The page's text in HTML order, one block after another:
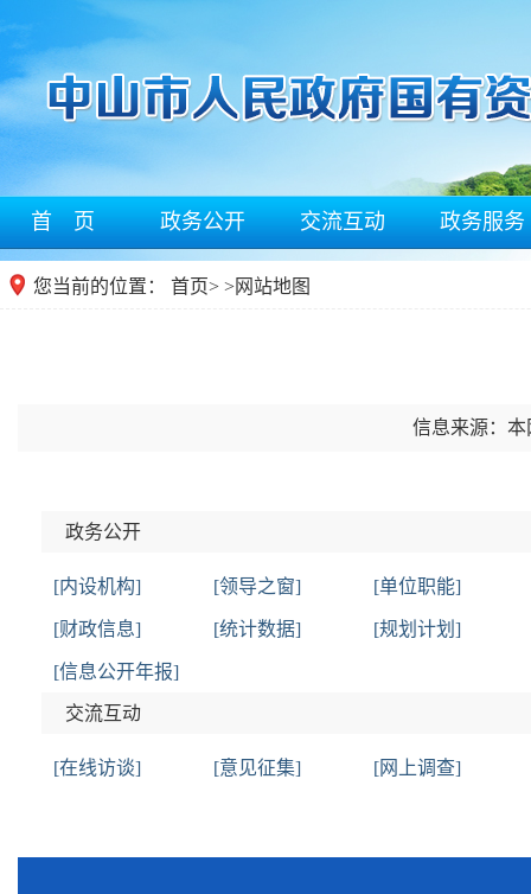
首 页 政务公开 交流互动 政务服务
您当前的位置： 首页> >网站地图
信息来源：本
政务公开
[内设机构] [领导之窗] [单位职能]
[财政信息] [统计数据] [规划计划]
[信息公开年报]
交流互动
[在线访谈] [意见征集] [网上调查]